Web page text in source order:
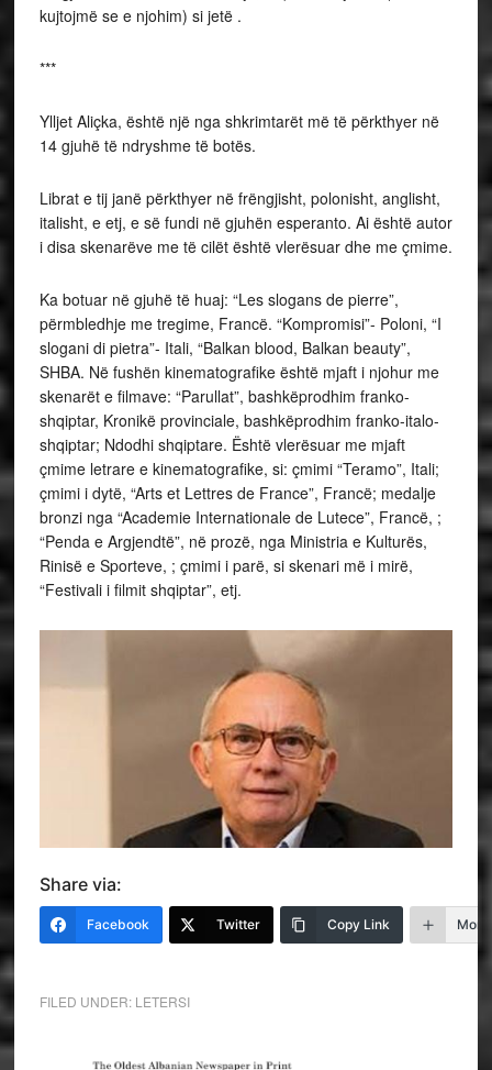
kujtojmë se e njohim) si jetë .
***
Ylljet Aliçka, është një nga shkrimtarët më të përkthyer në
14 gjuhë të ndryshme të botës.
Librat e tij janë përkthyer në frëngjisht, polonisht, anglisht,
italisht, e etj, e së fundi në gjuhën esperanto. Ai është autor
i disa skenarëve me të cilët është vlerësuar dhe me çmime.
Ka botuar në gjuhë të huaj: “Les slogans de pierre”,
përmbledhje me tregime, Francë. “Kompromisi”- Poloni, “I
slogani di pietra”- Itali, “Balkan blood, Balkan beauty”,
SHBA. Në fushën kinematografike është mjaft i njohur me
skenarët e filmave: “Parullat”, bashkëprodhim franko-
shqiptar, Kronikë provinciale, bashkëprodhim franko-italo-
shqiptar; Ndodhi shqiptare. Është vlerësuar me mjaft
çmime letrare e kinematografike, si: çmimi “Teramo”, Itali;
çmimi i dytë, “Arts et Lettres de France”, Francë; medalje
bronzi nga “Academie Internationale de Lutece”, Francë, ;
“Penda e Argjendtë”, në prozë, nga Ministria e Kulturës,
Rinisë e Sporteve, ; çmimi i parë, si skenari më i mirë,
“Festivali i filmit shqiptar”, etj.
Share via:
Facebook Twitter Copy Link More
FILED UNDER: LETERSI